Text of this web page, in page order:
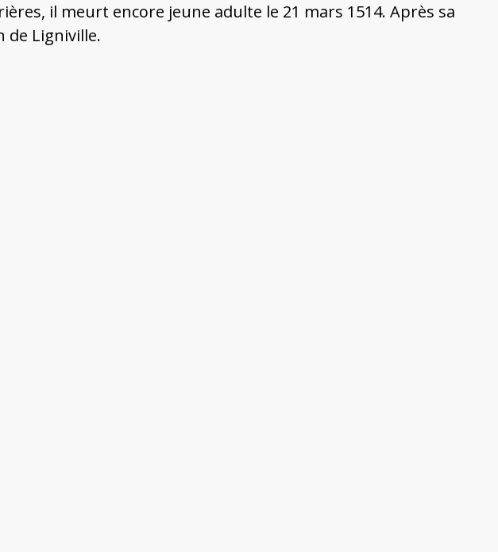
il meurt encore jeune adulte le 21 mars 1514. Après sa
de Ligniville.